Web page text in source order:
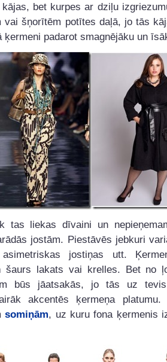
bet kurpes ar dziļu
vai šņorītēm potītes daļā, jo tās
padarot smagnējāku un
liekas dīvaini un
jostām. Piestāvēs jebkuri
jostiņas utt.
šaurs lakats vai krelles. Bet no
būs jāatsakās, jo tās uz
akcentēs ķermeņa platumu.
somiņām, uz kuru fona ķermenis